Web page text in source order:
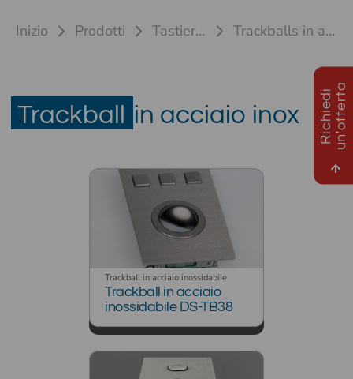
R
i
c
h
i
e
d
i
u
n
'
o
f
f
e
r
ta
Inizio Prodotti Tastiere industriali Trackballs in acciaio inossidabile
Trackball in acciaio inox
Trackball in acciaio inossidabile
Trackball in acciaio
inossidabile DS-TB38